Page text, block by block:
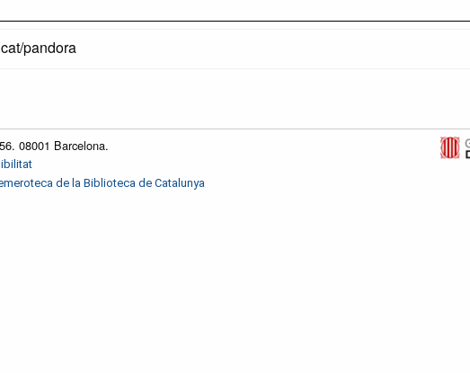
pandora
08001 Barcelona.
de la Biblioteca de Catalunya